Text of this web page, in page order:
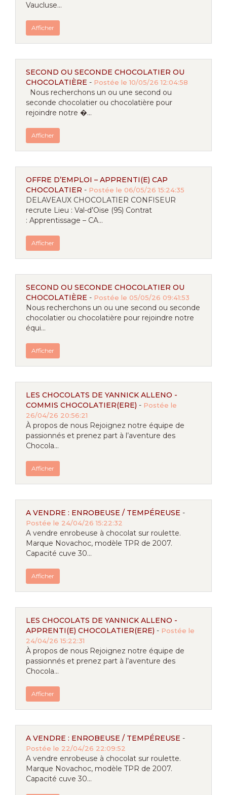
Vaucluse...
Afficher
SECOND OU SECONDE CHOCOLATIER OU
CHOCOLATIÈRE - Postée le 10/05/26 12:04:58
Nous recherchons un ou une second ou
seconde chocolatier ou chocolatière pour
rejoindre notre �...
Afficher
OFFRE D’EMPLOI – APPRENTI(E) CAP
CHOCOLATIER - Postée le 06/05/26 15:24:35
DELAVEAUX CHOCOLATIER CONFISEUR
recrute Lieu : Val-d’Oise (95) Contrat
: Apprentissage – CA...
Afficher
SECOND OU SECONDE CHOCOLATIER OU
CHOCOLATIÈRE - Postée le 05/05/26 09:41:53
Nous recherchons un ou une second ou seconde
chocolatier ou chocolatière pour rejoindre notre
équi...
Afficher
LES CHOCOLATS DE YANNICK ALLENO -
COMMIS CHOCOLATIER(ERE) - Postée le
26/04/26 20:56:21
À propos de nous Rejoignez notre équipe de
passionnés et prenez part à l’aventure des
Chocola...
Afficher
A VENDRE : ENROBEUSE / TEMPÉREUSE -
Postée le 24/04/26 15:22:32
A vendre enrobeuse à chocolat sur roulette.
Marque Novachoc, modèle TPR de 2007.
Capacité cuve 30...
Afficher
LES CHOCOLATS DE YANNICK ALLENO -
APPRENTI(E) CHOCOLATIER(ERE) - Postée le
24/04/26 15:22:31
À propos de nous Rejoignez notre équipe de
passionnés et prenez part à l’aventure des
Chocola...
Afficher
A VENDRE : ENROBEUSE / TEMPÉREUSE -
Postée le 22/04/26 22:09:52
A vendre enrobeuse à chocolat sur roulette.
Marque Novachoc, modèle TPR de 2007.
Capacité cuve 30...